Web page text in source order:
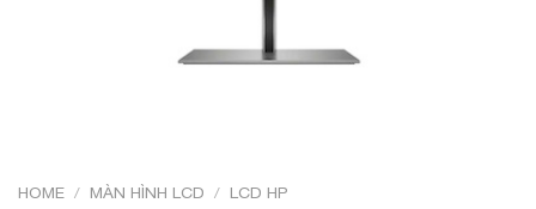
HOME / MÀN HÌNH LCD / LCD HP